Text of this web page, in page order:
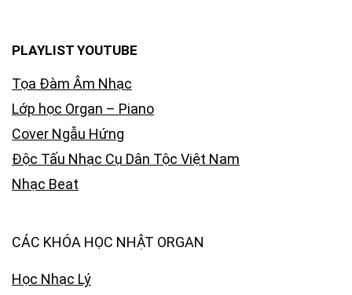
PLAYLIST YOUTUBE
Tọa Đàm Âm Nhạc
Lớp học Organ – Piano
Cover Ngẫu Hứng
Độc Tấu Nhạc Cụ Dân Tộc Việt Nam
Nhạc Beat
CÁC KHÓA HỌC NHẬT ORGAN
Học Nhạc Lý